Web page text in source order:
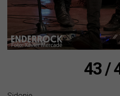
43 /